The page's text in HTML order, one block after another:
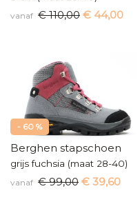
vanaf € 110,00 € 44,00
- 60 %
Berghen stapschoen
grijs fuchsia (maat 28-40)
vanaf € 99,00 € 39,60